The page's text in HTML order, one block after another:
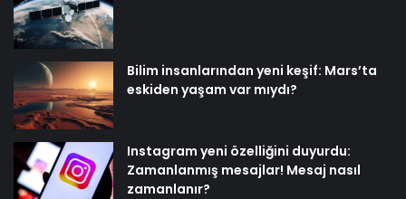
Bilim insanlarından yeni keşif: Mars’ta
eskiden yaşam var mıydı?
Instagram yeni özelliğini duyurdu:
Zamanlanmış mesajlar! Mesaj nasıl
zamanlanır?